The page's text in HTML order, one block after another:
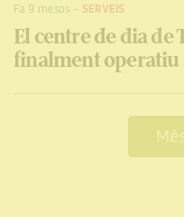
Fa 9 mesos - SERVEIS
El centre de dia de
finalment operatiu